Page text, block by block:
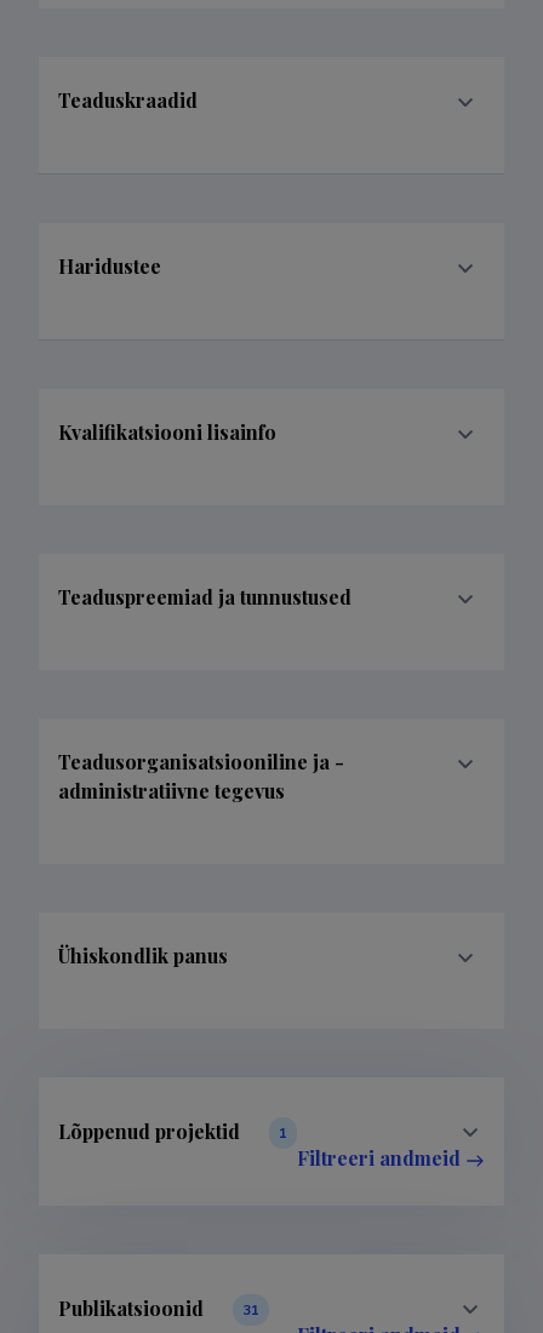
Teaduskraadid
Haridustee
Kvalifikatsiooni lisainfo
Teaduspreemiad ja tunnustused
Teadusorganisatsiooniline ja -
administratiivne tegevus
Ühiskondlik panus
Lõppenud projektid 1
Filtreeri andmeid
Publikatsioonid 31